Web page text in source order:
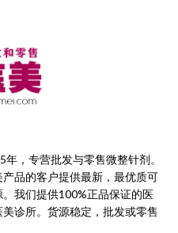
， 专营批发与零售微整针剂。
品的客户提供最新， 最优质可
我们提供100%正品保证的医
诊所。货源稳定， 批发或零售